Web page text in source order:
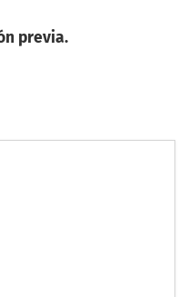
previa.